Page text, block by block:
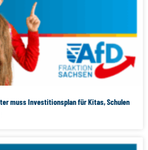
muss Investitionsplan für Kitas, Schulen